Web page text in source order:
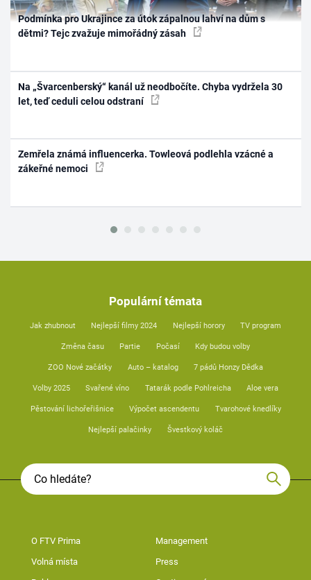
Podmínka pro Ukrajince za útok zápalnou lahví na dům s
dětmi? Tejc zvažuje mimořádný zásah
Na „Švarcenberský“ kanál už neodbočíte. Chyba vydržela 30
let, teď ceduli celou odstraní
Zemřela známá influencerka. Towleová podlehla vzácné a
zákeřné nemoci
Populární témata
Jak zhubnout Nejlepší filmy 2024 Nejlepší horory TV program
Změna času Partie Počasí Kdy budou volby
ZOO Nové začátky Auto – katalog 7 pádů Honzy Dědka
Volby 2025 Svařené víno Tatarák podle Pohlreicha Aloe vera
Pěstování lichořeřišnice Výpočet ascendentu Tvarohové knedlíky
Nejlepší palačinky Švestkový koláč
O FTV Prima Management
Volná místa Press